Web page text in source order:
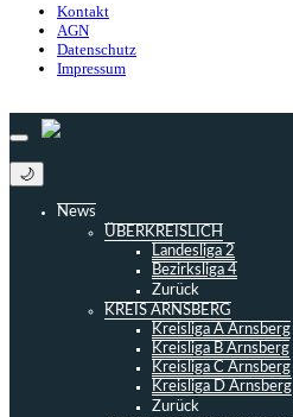
Kontakt
AGN
Datenschutz
Impressum
🌙
News
ÜBERKREISLICH
Landesliga 2
Bezirksliga 4
Zurück
KREIS ARNSBERG
Kreisliga A Arnsberg
Kreisliga B Arnsberg
Kreisliga C Arnsberg
Kreisliga D Arnsberg
Zurück